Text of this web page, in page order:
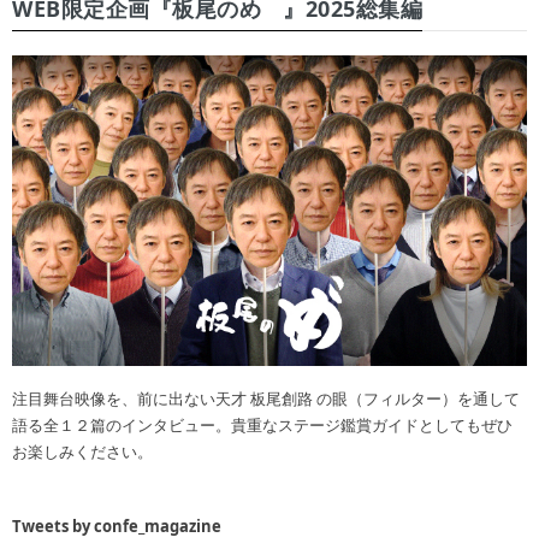
WEB限定企画『板尾のめ゙』2025総集編
注目舞台映像を、前に出ない天才 板尾創路 の眼（フィルター）を通して
語る全１２篇のインタビュー。貴重なステージ鑑賞ガイドとしてもぜひ
お楽しみください。
Tweets by confe_magazine